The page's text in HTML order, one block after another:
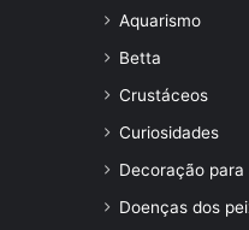
Aquarismo
Betta
Crustáceos
Curiosidades
Decoração para
Doenças dos